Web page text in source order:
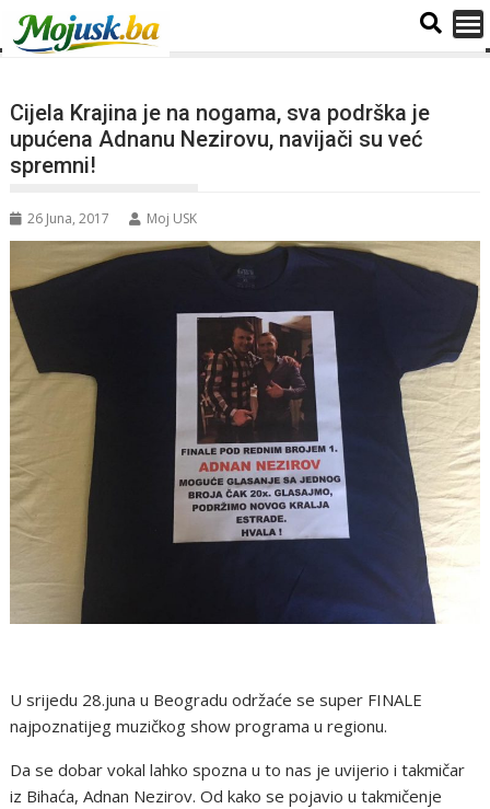
Cijela Krajina je na nogama, sva podrška je
upućena Adnanu Nezirovu, navijači su već
spremni!
26 Juna, 2017 Moj USK
U srijedu 28.juna u Beogradu održaće se super FINALE
najpoznatijeg muzičkog show programa u regionu.
Da se dobar vokal lahko spozna u to nas je uvijerio i takmičar
iz Bihaća, Adnan Nezirov. Od kako se pojavio u takmičenje